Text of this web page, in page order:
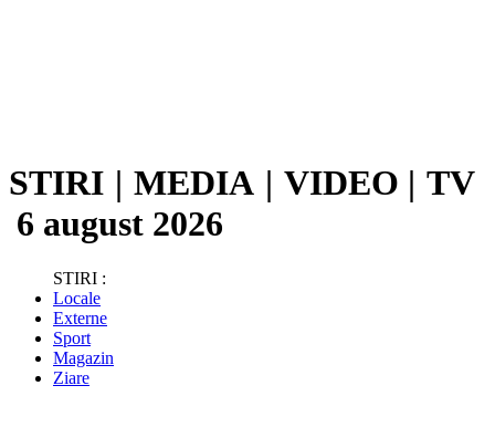
STIRI | MEDIA | VIDEO | TV
6 august 2026
STIRI :
Locale
Externe
Sport
Magazin
Ziare